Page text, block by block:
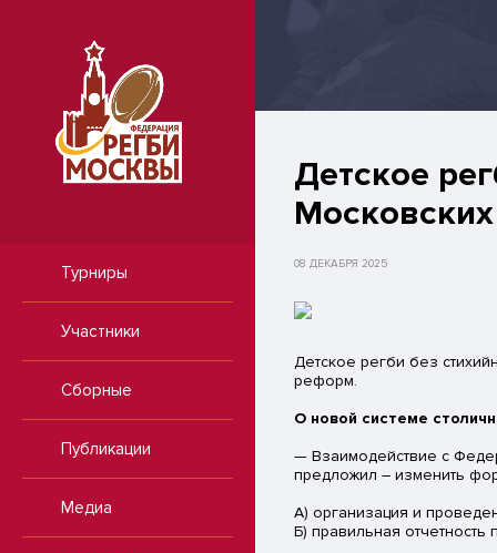
Турниры
Участники
Сборные
Публикации
Медиа
​Детское
08 ДЕКАБРЯ 2025
Детское регби без
реформ.
О новой системе
— Взаимодействие с
предложил – изменить
А) организация и
Б) правильная